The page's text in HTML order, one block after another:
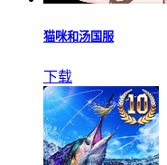
猫咪和汤国服
下载